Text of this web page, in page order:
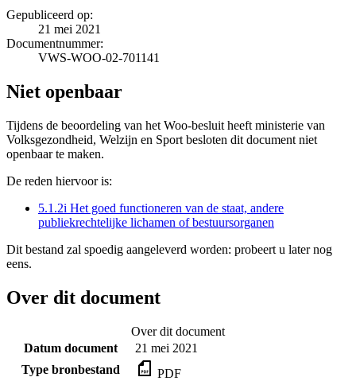
Gepubliceerd op:
21 mei 2021
Documentnummer:
VWS-WOO-02-701141
Niet openbaar
Tijdens de beoordeling van het Woo-besluit heeft ministerie van
Volksgezondheid, Welzijn en Sport besloten dit document niet
openbaar te maken.
De reden hiervoor is:
5.1.2i Het goed functioneren van de staat, andere
publiekrechtelijke lichamen of bestuursorganen
Dit bestand zal spoedig aangeleverd worden: probeert u later nog
eens.
Over dit document
Over dit document
Datum document
21 mei 2021
Type bronbestand
PDF